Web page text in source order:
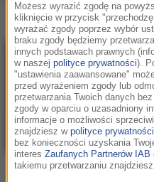
Możesz wyrazić zgodę na
kliknięcie w przycisk
wyrażać zgody poprzez wybór
braku zgody będziemy
innych podstawach prawnych
w naszej polityce prywatności).
"ustawienia zaawansowane"
przed wyrażeniem zgody lub
przetwarzania Twoich danych
zgody w oparciu o uzasadniony
informacje o możliwości
znajdziesz w polityce prywatności
bez konieczności uzyskania
interes Zaufanych Partnerów IAB
takiemu przetwarzaniu